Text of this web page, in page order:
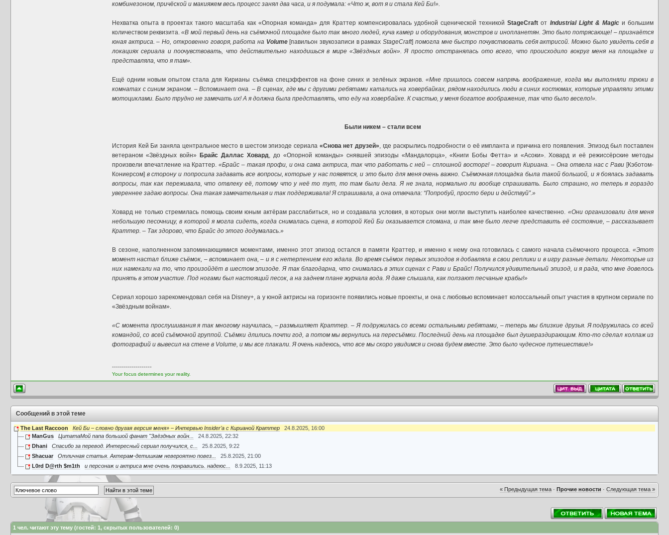
комбинезоном, причёской и макияжем весь процесс занял два часа, и я подумала: «Что ж, вот я и стала Кей Би!».
Нехватка опыта в проектах такого масштаба как «Опорная команда» для Краттер компенсировалась удобной сценической техникойStageCraft от Industrial Light & Magicи большим
количеством реквизита.«В мой первый день на съёмочной площадке было так много людей, куча камер и оборудования, монстров и инопланетян. Это было потрясающе! – признаётся
юная актриса. – Но, откровенно говоря, работа на Volume[павильон звукозаписи в рамкахStageCraft] помогла мне быстро почувствовать себя актрисой. Можно было увидеть себя в
локациях сериала и поочувствовать, что действительно находишься в мире «Звёздных войн». Я просто отстранялась ото всего, что происходило вокруг меня на площадке и
представляла, что я там».
Ещё одним новым опытом стала для Кирианы съёмка спецэффектов на фоне синих и зелёных экранов.«Мне пришлось совсем напрячь воображение, когда мы выполняли трюки в
комнатах с синим экраном. – Вспоминает она. – В сценах, где мы с другими ребятами катались на ховербайках, рядом находились люди в синих костюмах, которые управляли этими
мотоциклами. Было трудно не замечать их! А я должна была представлять, что еду на ховербайке. К счастью, у меня богатое воображение, так что было весело!».
Были никем – стали всем
История Кей Би заняла центральное место в шестом эпизоде сериала «Снова нет друзей», где раскрылись подробности о её импланта и причина его появления. Эпизод был поставлен
ветераном «Звёздных войн»
Брайс Даллас Ховард, до «Опорной команды» снявшей эпизоды «Мандалорца», «Книги Бобы Фетта» и «Асоки». Ховард и её режиссёрские методы
произвели впечатление на Краттер.«Брайс – такая профи, и она сама актриса, так что работать с ней – сплошной восторг! – говорит Кириана. – Она отвела нас с Рави [Кэботом-
Кониерсом] в сторону и попросила задавать все вопросы, которые у нас появятся, и это было для меня очень важно. Съёмочная площадка была такой большой, и я боялась задавать
вопросы, так как переживала, что отвлеку её, потому что у неё то тут, то там были дела. Я не знала, нормально ли вообще спрашивать. Было страшно, но теперь я гораздо
увереннее задаю вопросы. Она такая замечательная и так поддерживала! Я спрашивала, а она отвечала: “Попробуй, просто бери и действуй”.»
Ховард не только стремилась помощь своим юным актёрам расслабиться, но и создавала условия, в которых они могли выступить наиболее качественно. «Они организовали для меня
небольшую песочницу, в которой я могла сидеть, когда снималась сцена, в которой Кей Би оказывается сломана, и так мне было легче представить её состояние, – рассказывает
Краттер. – Так здорово, что Брайс до этого додумалась.»
В сезоне, наполненном запоминающимися моментами, именно этот эпизод остался в памяти Краттер, и именно к нему она готовилась с самого начала съёмочного процесса. «Этот
момент настал ближе съёмок, – вспоминает она, – и я с нетерпением его ждала. Во время съёмок первых эпизодов я добавляла в свои реплики и в игру разные детали. Некоторые из
них намекали на то, что произойдёт в шестом эпизоде. Я так благодарна, что снималась в этих сценах с Рави и Брайс! Получился удивительный эпизод, и я рада, что мне довелось
принять в этом участие. Под ногами был настоящий песок, а на заднем плане журчала вода. Я даже слышала, как ползают песчаные крабы!»
Сериал хорошо зарекомендовал себя на Disney+, а у юной актрисы на горизонте появились новые проекты, и она с любовью вспоминает колоссальный опыт участия в крупном сериале по
«Звёздным войнам».
«С момента прослушивания я так многому научилась, – размышляет Краттер. – Я подружилась со всеми остальными ребятами, – теперь мы близкие друзья. Я подружилась со всей
командой, со всей съёмочной группой. Съёмки длились почти год, а потом мы вернулись на пересъёмки. Последний день на площадке был душераздирающим. Кто-то сделал коллаж из
фотографий и вывесил на стене в Volume, и мы все плакали. Я очень надеюсь, что все мы скоро увидимся и снова будем вместе. Это было чудесное путешествие!»
--------------------
Your focus determines your reality.
Сообщений в этой теме
The Last Raccoon Кей Би – словно другая версия меня» – Интервью Insider’а с Кирианой Краттер
24.8.2025, 16:00
ManGus
ЦитатаМой папа большой фанат "Звёздных войн...
24.8.2025, 22:32
Dhani
Спасибо за перевод. Интересный сериал получился, с...
25.8.2025, 9:22
Shacuar
Отличная статья. Актерам-детишкам невероятно повез...
25.8.2025, 21:00
L0rd D@rth $m1th
и персонаж и актриса мне очень понравились. надеюс... 8.9.2025, 11:13
« Предыдущая тема· Прочие новости · Следующая тема »
1 чел. читают эту тему (гостей: 1, скрытых пользователей: 0)